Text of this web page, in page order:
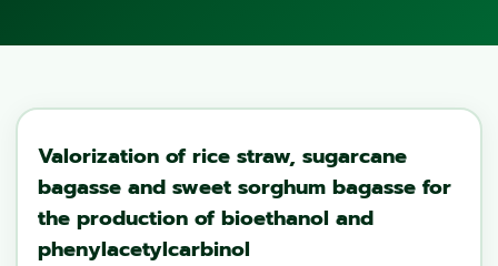
Valorization of rice straw, sugarcane
bagasse and sweet sorghum bagasse for
the production of bioethanol and
phenylacetylcarbinol